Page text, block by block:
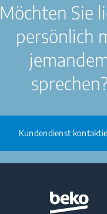
Möchten Sie
persönlich
Kundendienst